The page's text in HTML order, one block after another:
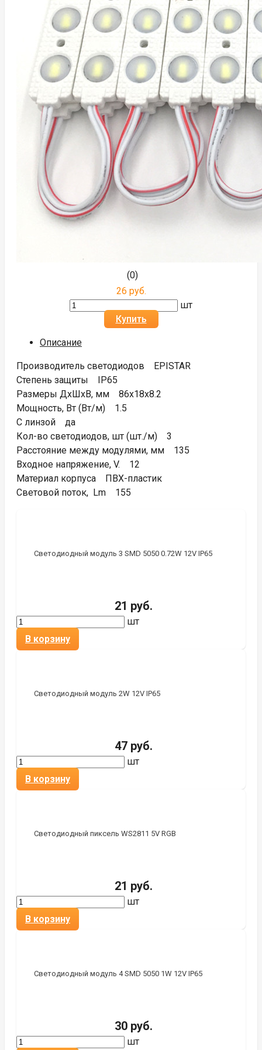
(0)
26 руб.
шт
Купить
Описание
Производитель светодиодов EPISTAR
Степень защиты IP65
Размеры ДхШхВ, мм 86x18x8.2
Мощность, Вт (Вт/м) 1.5
С линзой да
Кол-во светодиодов, шт (шт./м) 3
Расстояние между модулями, мм 135
Входное напряжение, V. 12
Материал корпуса ПВХ-пластик
Световой поток, Lm 155
Светодиодный модуль 3 SMD 5050 0.72W 12V IP65
21 руб.
шт
В корзину
Светодиодный модуль 2W 12V IP65
47 руб.
шт
В корзину
Светодиодный пиксель WS2811 5V RGB
21 руб.
шт
В корзину
Светодиодный модуль 4 SMD 5050 1W 12V IP65
30 руб.
шт